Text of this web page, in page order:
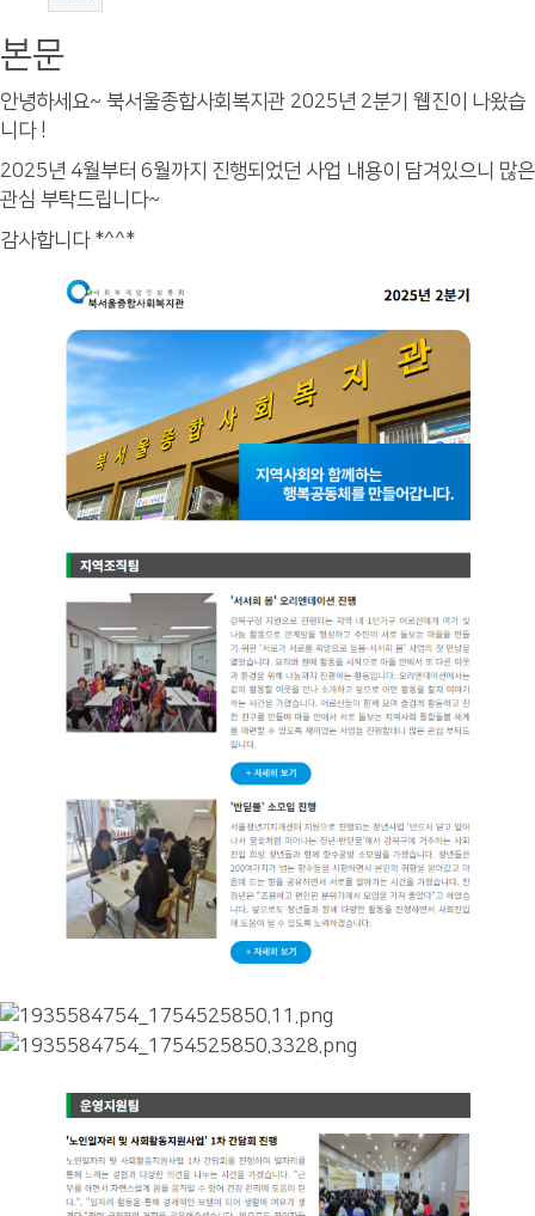
본문
안녕하세요~ 북서울종합사회복지관 2025년 2분기 웹진이 나왔습
니다 !
2025년 4월부터 6월까지 진행되었던 사업 내용이 담겨있으니 많은
관심 부탁드립니다~
감사합니다 *^^*